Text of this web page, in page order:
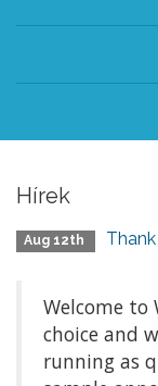
Hírek
Aug 12th
Welcome to
choice and
running as